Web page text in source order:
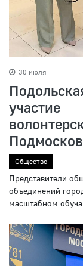
30 июля
Общество
Представители
объединений
масштабном